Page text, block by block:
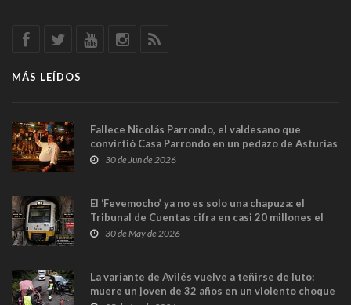
MÁS LEÍDOS
Fallece Nicolás Parrondo, el valdesano que
convirtió Casa Parrondo en un pedazo de Asturias
en Madrid
30 de Jun de 2026
El ‘Fevemocho’ ya no es solo una chapuza: el
Tribunal de Cuentas cifra en casi 20 millones el
sobrecoste de los trenes que no cabían por los
30 de May de 2026
La variante de Avilés vuelve a teñirse de luto:
muere un joven de 32 años en un violento choque